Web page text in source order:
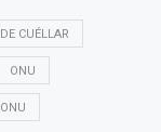
CUÉLLAR
ONU